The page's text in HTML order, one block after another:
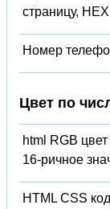
страницу, HEX
Номер
Цвет по
html RGB
16-ричное
HTML CSS